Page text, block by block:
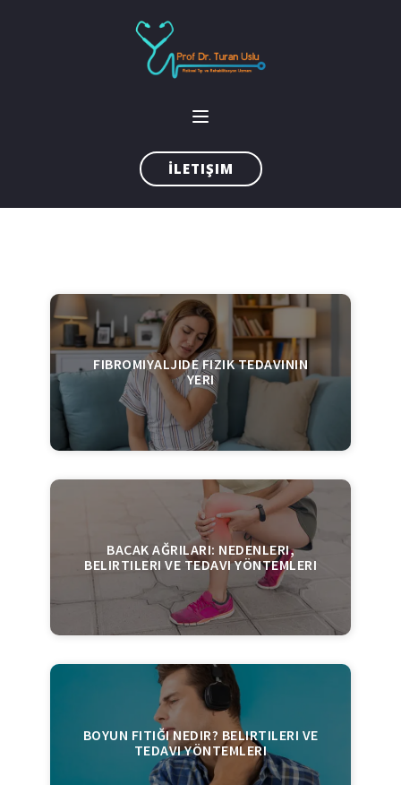
İLETIŞIM
FIBROMIYALJIDE FIZIK TEDAVININ
YERI
BACAK AĞRILARI: NEDENLERI,
BELIRTILERI VE TEDAVI YÖNTEMLERI
BOYUN FITIĞI NEDIR? BELIRTILERI VE
TEDAVI YÖNTEMLERI